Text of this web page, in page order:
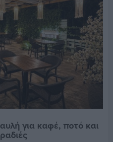
για καφέ, ποτό και